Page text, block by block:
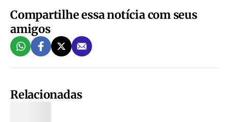
Compartilhe essa notícia com seus
amigos
Relacionadas